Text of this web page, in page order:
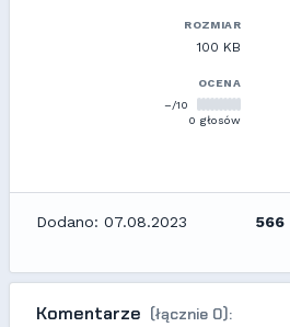
ROZMIAR
100 KB
OCENA
–/10
0 głosów
Dodano: 07.08.2023 566
Komentarze (łącznie 0):